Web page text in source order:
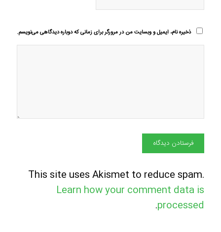
ذخیره نام، ایمیل و وبسایت من در مرورگر برای زمانی که دوباره دیدگاهی می‌نویسم.
This site uses Akismet to reduce spam.
Learn how your comment data is
processed
.